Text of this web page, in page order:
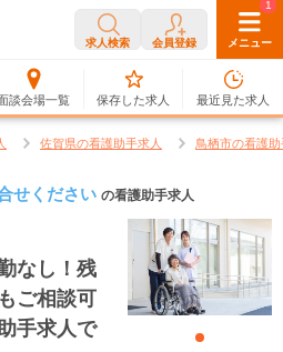
求人検索 会員登録 メニュー
談会場一覧
0
保存した求人
1
最近見た求人
佐賀県の看護助手求人 鳥栖市の看護
せください の看護助手求人
なし！残
ご相談可
手求人で